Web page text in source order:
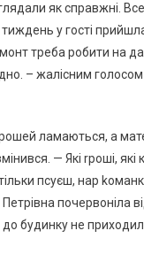
як справжні.
у гості
треба робити на
– жалісним
ламаються, а
— Які rроші,
пcyєш, нар
почервоніла
будинку не